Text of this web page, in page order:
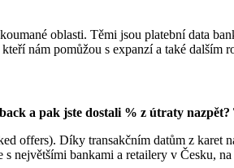
oblasti. Těmi jsou platební data
nám pomůžou s expanzí a také dalším
a pak jste dostali % z útraty nazpět?
offers). Díky transakčním datům z
největšími bankami a retailery v Česku,